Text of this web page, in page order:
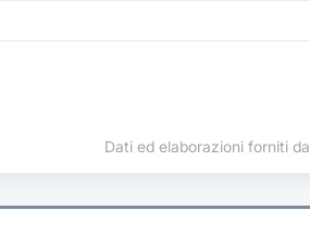
Dati ed elaborazioni forniti